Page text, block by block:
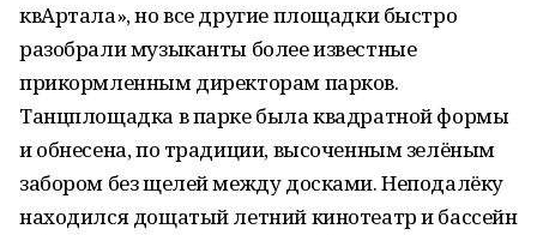
квАртала», но все другие площадки быстро
разобрали музыканты более известные
прикормленным директорам парков.
Танцплощадка в парке была квадратной формы
и обнесена, по традиции, высоченным зелёным
забором без щелей между досками. Неподалёку
находился дощатый летний кинотеатр и бассейн